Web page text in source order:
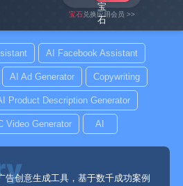
宝石兑换应用会员 >>
AI Facebook Assistant
AI Ad Generator Copywriting
Product Description Generator
Video Generator AI
告创意生成工具，基于数千成功案例